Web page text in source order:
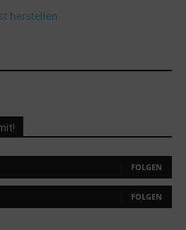
herstellen
FOLGEN
FOLGEN